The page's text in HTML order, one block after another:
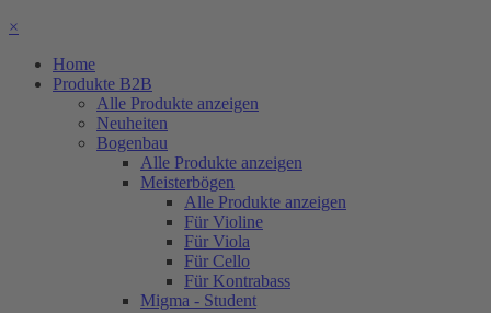
×
Home
Produkte B2B
Alle Produkte anzeigen
Neuheiten
Bogenbau
Alle Produkte anzeigen
Meisterbögen
Alle Produkte anzeigen
Für Violine
Für Viola
Für Cello
Für Kontrabass
Migma - Student